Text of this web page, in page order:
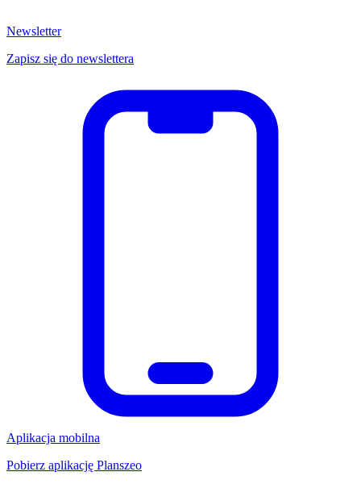
Newsletter
Zapisz się do newslettera
Aplikacja mobilna
Pobierz aplikację Planszeo